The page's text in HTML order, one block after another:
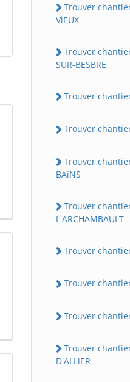
Trouver
ViEUX
Trouver
SUR-BESBRE
Trouver
Trouver
Trouver
BAiNS
Trouver
L'ARCHAMBAULT
Trouver
Trouver
Trouver
Trouver
D'ALLiER